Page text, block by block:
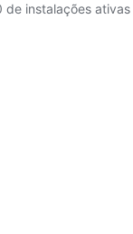
de instalações ativas